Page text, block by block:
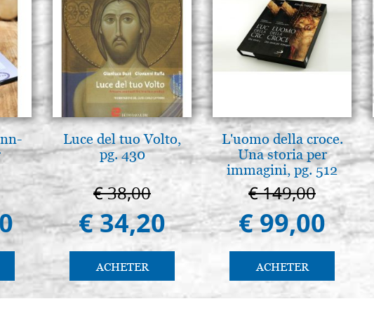
Luce del tuo Volto,
pg. 430
€ 38,00
€ 34,20
ACHETER
L'uomo della croce.
Una storia per
immagini, pg. 512
€ 149,00
€ 99,00
ACHETER